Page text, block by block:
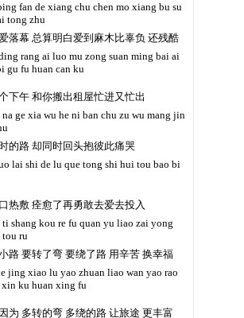
fan de xiang chu chen mo xiang bu su
tong zhu
落幕 总算明白爱到麻木比辜负 还残酷
rang ai luo mu zong suan ming bai ai
gu fu huan can ku
下午 和你搬出租屋忙进又忙出
ge xia wu he ni ban chu zu wu mang jin
的路 却同时回头抱彼此痛哭
lai shi de lu que tong shi hui tou bao bi
热敷 痊愈了再勇敢去爱去投入
shang kou re fu quan yu liao zai yong
tou ru
路 要转了弯 要绕了路 用辛苦 换幸福
jing xiao lu yao zhuan liao wan yao rao
ku huan xing fu
为 多转的弯 多绕的路 让旅途 更丰富